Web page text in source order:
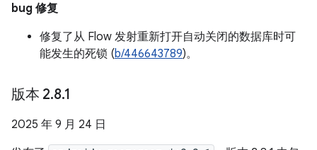
bug 修复
修复了从 Flow 发射重新打开自动关闭的数据库时可
能发生的死锁 (b/446643789)。
版本 2.8.1
2025 年 9 月 24 日